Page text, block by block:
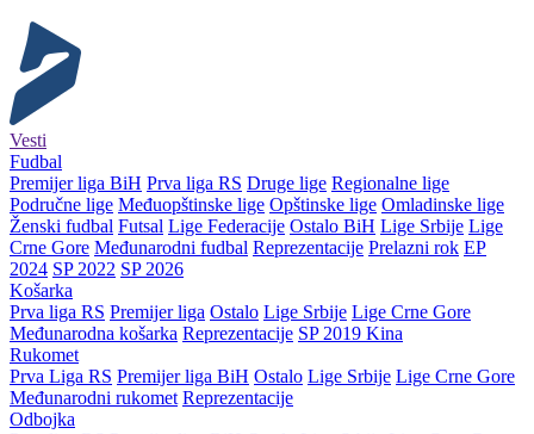
Vesti
Fudbal
Premijer liga BiH Prva liga RS Druge lige Regionalne lige
Područne lige Međuopštinske lige Opštinske lige Omladinske lige
Ženski fudbal Futsal Lige Federacije Ostalo BiH Lige Srbije Lige
Crne Gore Međunarodni fudbal Reprezentacije Prelazni rok EP
2024 SP 2022 SP 2026
Košarka
Prva liga RS Premijer liga Ostalo Lige Srbije Lige Crne Gore
Međunarodna košarka Reprezentacije SP 2019 Kina
Rukomet
Prva Liga RS Premijer liga BiH Ostalo Lige Srbije Lige Crne Gore
Međunarodni rukomet Reprezentacije
Odbojka